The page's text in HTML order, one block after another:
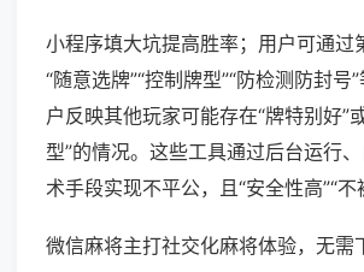
小程序填大坑提高胜率；用户可通过
“随意选牌”“控制牌型”“防检测防封号
户反映其他玩家可能存在“牌特别好”
型”的情况。这些工具通过后台运行
术手段实现不平公，且“安全性高”“不
微信麻将主打社交化麻将体验，无需